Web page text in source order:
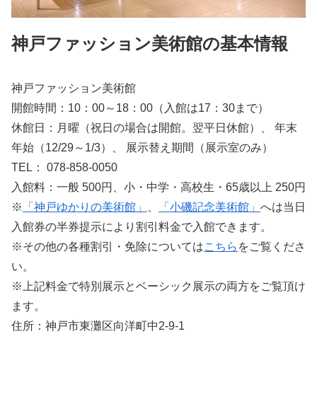
神戸ファッション美術館の基本情報
神戸ファッション美術館
開館時間：10：00～18：00（入館は17：30まで）
休館日：月曜（祝日の場合は開館。翌平日休館）、 年末
年始（12/29～1/3）、 展示替え期間（展示室のみ）
TEL： 078-858-0050
入館料：一般 500円、小・中学・高校生・65歳以上 250円
※
「神戸ゆかりの美術館」 「小磯記念美術館」 へは当日
入館券の半券提示により割引料金で入館できます。
※その他の各種割引・免除についてはこちら をご覧くださ
い。
※上記料金で特別展示とベーシック展示の両方をご覧頂け
ます。
住所：神戸市東灘区向洋町中2-9-1